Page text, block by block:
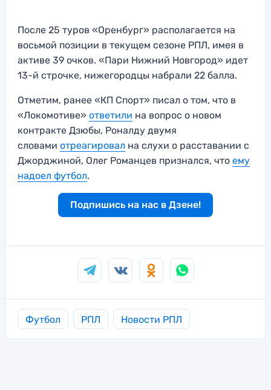
После 25 туров «Оренбург» располагается на
восьмой позиции в текущем сезоне РПЛ, имея в
активе 39 очков. «Пари Нижний Новгород» идет
13-й строчке, нижегородцы набрали 22 балла.
Отметим, ранее «КП Спорт» писал о том, что в
«Локомотиве» ответили на вопрос о новом
контракте Дзюбы, Роналду двумя
словами отреагировал на слухи о расставании с
Джорджиной, Олег Романцев признался, что ему
надоел футбол.
Подпишись на нас в Дзене!
Футбол РПЛ Новости РПЛ